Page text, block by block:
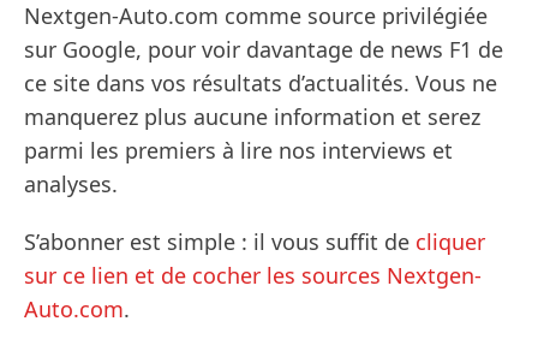
Nextgen-Auto.com comme source privilégiée
sur Google, pour voir davantage de news F1 de
ce site dans vos résultats d’actualités. Vous ne
manquerez plus aucune information et serez
parmi les premiers à lire nos interviews et
analyses.
S’abonner est simple : il vous suffit de cliquer
sur ce lien et de cocher les sources Nextgen-
Auto.com.